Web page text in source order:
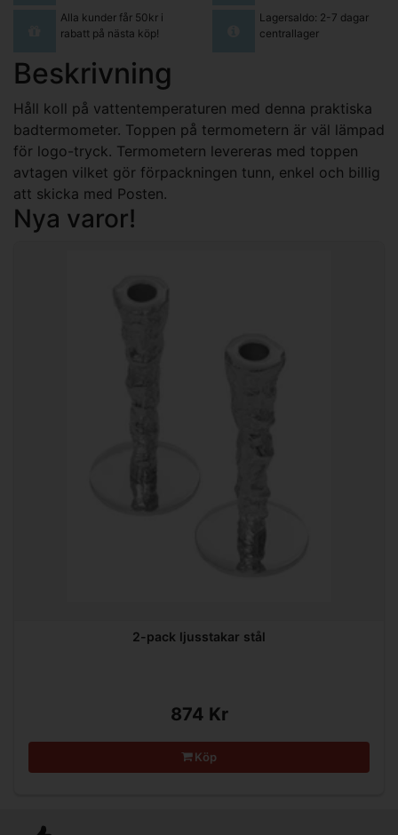
Alla kunder får 50kr i
rabatt på nästa köp!
Lagersaldo: 2-7 dagar
centrallager
Beskrivning
Håll koll på vattentemperaturen med denna praktiska
badtermometer. Toppen på termometern är väl lämpad
för logo-tryck. Termometern levereras med toppen
avtagen vilket gör förpackningen tunn, enkel och billig
att skicka med Posten.
Nya varor!
2-pack ljusstakar stål
874 Kr
Köp